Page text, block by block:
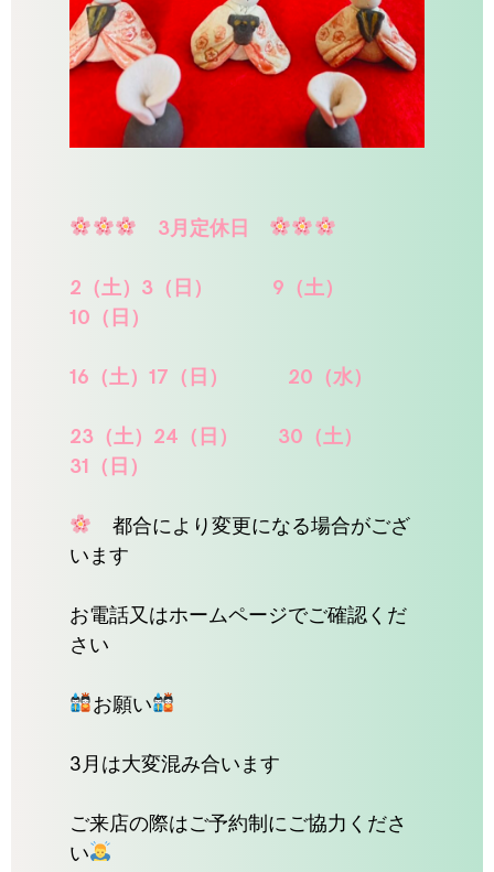
3月定休日
2 （土） 3 （日） 9 （土）
10 （日）
16 （土）17 （日） 20 （水）
23 （土） 24 （日） 30 （土）
31 （日）
都合により変更になる場合がござ
います
お電話又はホームページでご確認くだ
さい
お願い
3月は大変混み合います
ご来店の際はご予約制にご協力くださ
い